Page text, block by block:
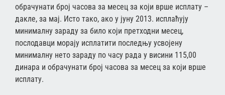
обрачунати број часова за месец за који врше исплату –
дакле, за мај. Исто тако, ако у јуну 2013. исплаћују
минималну зараду за било који претходни месец,
послодавци морају исплатити последњу усвојену
минималну нето зараду по часу рада у висини 115,00
динара и обрачунати број часова за месец за који врше
исплату.